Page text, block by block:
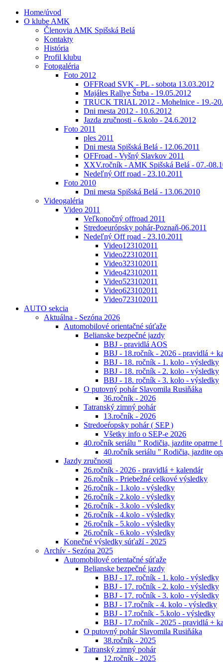
Home/úvod
O klube AMK
Členovia AMK Spišská Belá
Kontakty
História
Profil klubu
Fotogaléria
Foto 2012
OFFRoad SVK - PL - sobota 13.03.2012
Majáles Rallye Štrba - 19.05.2012
TRUCK TRIAL 2012 - Mohelnice - 19.-
Dni mesta 2012 - 10.6.2012
Jazda zručnosti - 6.kolo - 24.6.2012
Foto 2011
ples 2011
Dni mesta Spišská Belá - 12.06.2011
OFFroad - Vyšný Slavkov 2011
XXV.ročník - AMK Spišská Belá - 07.-
Nedeľný Off road - 23.10.2011
Foto 2010
Dni mesta Spišská Belá - 13.06.2010
Videogaléria
Video 2011
Veľkonočný offroad 2011
Stredoeurópsky pohár-Poznaň-06.2011
Nedeľný Off road - 23.10.2011
Video123102011
Video223102011
Video323102011
Video423102011
Video523102011
Video623102011
Video723102011
AUTO sekcia
Aktuálna - Sezóna 2026
Automobilové orientačné súťaže
Belianske bezpečné jazdy
BBJ - pravidlá AOS
BBJ - 18.ročník - 2026 - pravidlá +
BBJ - 18. ročník - 1. kolo - výsledky
BBJ - 18. ročník - 2. kolo - výsledky
BBJ - 18. ročník - 3. kolo - výsledky
O putovný pohár Slavomila Rusiňáka
36.ročník - 2026
Tatranský zimný pohár
13.ročník - 2026
Stredoeŕopsky pohár ( SEP )
Všetky info o SEP-e 2026
40.ročník seriálu " Rodičia, jazdite opatrne
40.ročník seriálu " Rodičia, jazdite
Jazdy zručnosti
26.ročník - 2026 - pravidlá + kalendár
26.ročník - Priebežné celkové výsledky
26.ročník - 1.kolo - výsledky
26.ročník - 2.kolo - výsledky
26.ročník - 3.kolo - výsledky
26.ročník - 4.kolo - výsledky
26.ročník - 5.kolo - výsledky
26.ročník - 6.kolo - výsledky
Konečné výsledky súťaží - 2025
Archív - Sezóna 2025
Automobilové orientačné súťaže
Belianske bezpečné jazdy
BBJ - 17. ročník - 1. kolo - výsledky
BBJ - 17. ročník - 2. kolo - výsledky
BBJ - 17. ročník - 3. kolo - výsledky
BBJ - 17.ročník - 4. kolo - výsledky
BBJ - 17.ročník - 5.kolo - výsledky
BBJ - 17.ročník - 2025 - pravidlá +
O putovný pohár Slavomila Rusiňáka
38.ročník - 2025
Tatranský zimný pohár
12.ročník - 2025